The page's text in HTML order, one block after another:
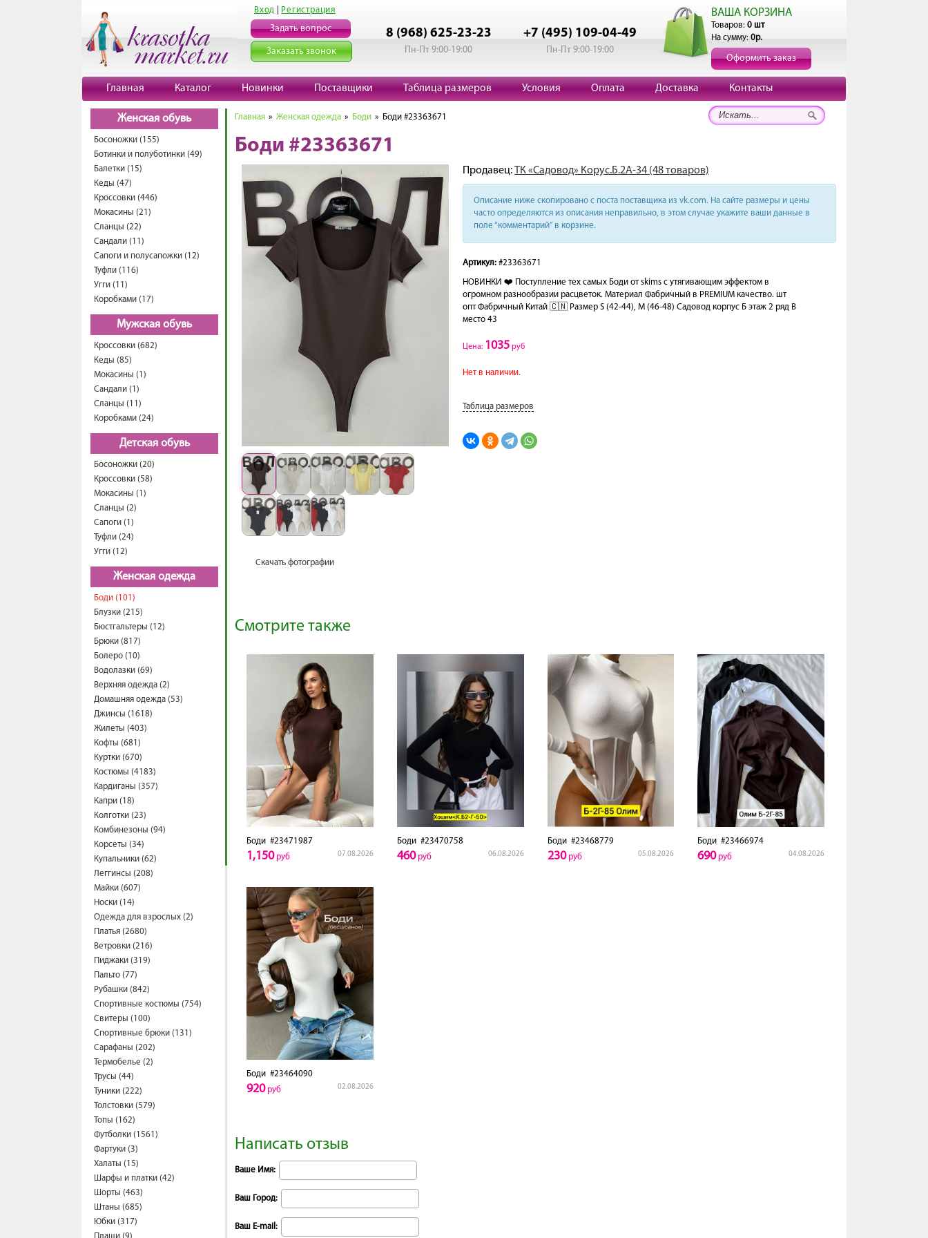
Вход Регистрация
Задать вопрос
Заказать звонок
8 (968) 625-23-23
Пн-Пт 9:00-19:00
+7 (495) 109-04-49
Пн-Пт 9:00-19:00
ВАША КОРЗИНА
Товаров: 0 шт
На сумму: 0р.
Оформить заказ
Главная Каталог Новинки Поставщики Таблица размеров Условия Оплата Доставка Контакты
Женская обувь
Босоножки (155)
Ботинки и полуботинки (49)
Балетки (15)
Кеды (47)
Кроссовки (446)
Мокасины (21)
Сланцы (22)
Сандали (11)
Сапоги и полусапожки (12)
Туфли (116)
Угги (11)
Коробками (17)
Мужская обувь
Кроссовки (682)
Кеды (85)
Мокасины (1)
Сандали (1)
Сланцы (11)
Коробками (24)
Детская обувь
Босоножки (20)
Кроссовки (58)
Мокасины (1)
Сланцы (2)
Сапоги (1)
Туфли (24)
Угги (12)
Женская одежда
Боди (101)
Блузки (215)
Бюстгальтеры (12)
Брюки (817)
Болеро (10)
Водолазки (69)
Верхняя одежда (2)
Домашняя одежда (53)
Джинсы (1618)
Жилеты (403)
Кофты (681)
Куртки (670)
Костюмы (4183)
Кардиганы (357)
Капри (18)
Колготки (23)
Комбинезоны (94)
Корсеты (34)
Купальники (62)
Леггинсы (208)
Майки (607)
Носки (14)
Одежда для взрослых (2)
Платья (2680)
Ветровки (216)
Пиджаки (319)
Пальто (77)
Рубашки (842)
Спортивные костюмы (754)
Свитеры (100)
Спортивные брюки (131)
Сарафаны (202)
Термобелье (2)
Трусы (44)
Туники (222)
Толстовки (579)
Топы (162)
Футболки (1561)
Фартуки (3)
Халаты (15)
Шарфы и платки (42)
Шорты (463)
Штаны (685)
Юбки (317)
Главная » Женская одежда » Боди » Боди #23363671
Боди #23363671
Скачать фотографии
Продавец:ТК «Садовод» Корус.Б.2А-34 (48 товаров)
Описание ниже скопировано с поста поставщика из vk.com. На сайте размеры и цены
часто определяются из описания неправильно, в этом случае укажите ваши данные в
поле “комментарий” в корзине.
Артикул: #23363671
НОВИНКИ ❤️ Поступление тех самых Боди от skims с утягивающим эффектом в
огромном разнообразии расцветок. Материал Фабричный в PREMIUM качество. шт
опт Фабричный Китай 🇨🇳 Размер S (42-44), M (46-48) Садовод корпус Б этаж 2 ряд В
место 43
Цена: 1035 руб
Нет в наличии.
Таблица размеров
Смотрите также
Боди #23471987
07.08.2026
1,150руб
Боди#23470758
06.08.2026
460руб
Боди#23468779
05.08.2026
230руб
Боди #23466974
04.08.2026
690руб
Боди #23464090
02.08.2026
920руб
Написать отзыв
Ваше Имя:
Ваш Город:
Ваш E-mail: